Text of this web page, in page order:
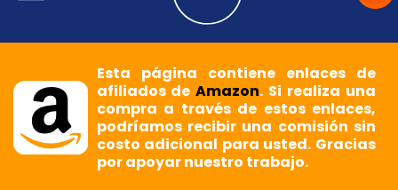
Esta página contiene enlaces de
afiliados deAmazon. Si realiza una
compra a través de estos enlaces,
podríamos recibir una comisión sin
costo adicional para usted. Gracias
por apoyar nuestro trabajo.